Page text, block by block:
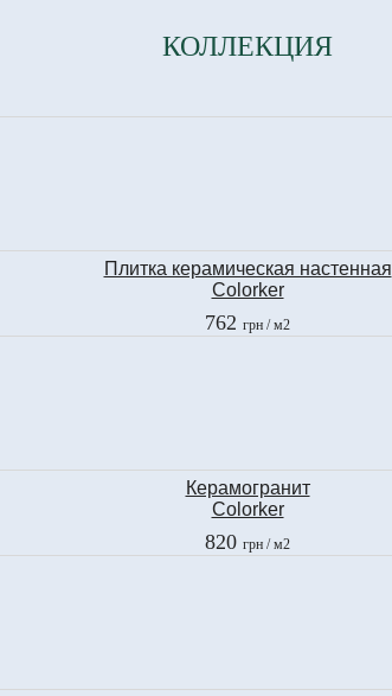
КОЛЛЕКЦИЯ
Плитка керамическая настенная
Colorker
COSMOS TAUPE LINE
25х40 см
762 грн / м2
Керамогранит
Colorker
COSMOS TAUPE
30,7x30,7 см
820 грн / м2